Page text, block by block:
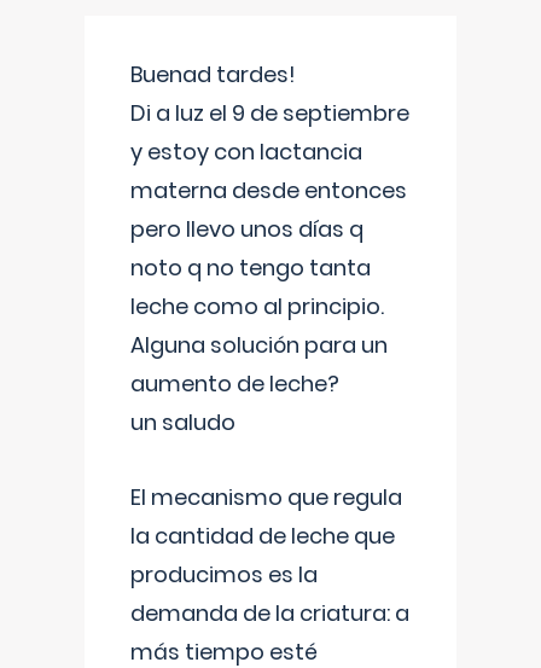
Buenad tardes!
Di a luz el 9 de septiembre
y estoy con lactancia
materna desde entonces
pero llevo unos días q
noto q no tengo tanta
leche como al principio.
Alguna solución para un
aumento de leche?
un saludo
El mecanismo que regula
la cantidad de leche que
producimos es la
demanda de la criatura: a
más tiempo esté